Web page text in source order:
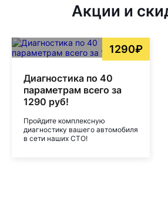
Акции и
1290₽
Диагностика по 40
параметрам всего за
1290 руб!
Пройдите комплексную
диагностику вашего автомобиля
в сети наших СТО!